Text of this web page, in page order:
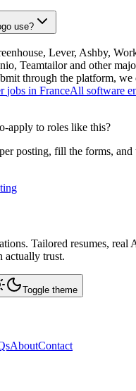
use?
Lever, Ashby,
Teamtailor and other
through the platform, we
jobs in FranceAll software
apply to roles like this?
posting, fill the forms, and
Tailored resumes, real
actually trust.
Toggle theme
AboutContact